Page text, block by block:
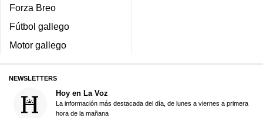
Forza Breo
Fútbol gallego
Motor gallego
NEWSLETTERS
Hoy en La Voz
La información más destacada del día, de lunes a viernes a primera
hora de la mañana